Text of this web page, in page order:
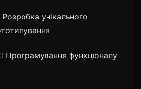
унікального
Програмування функціоналу